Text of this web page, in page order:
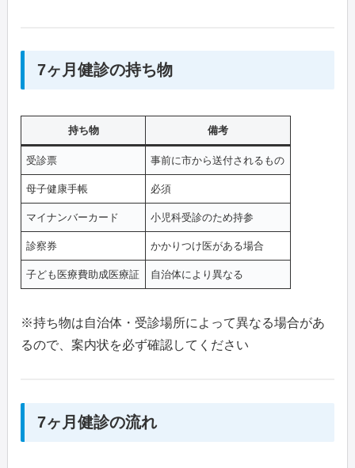
7ヶ月健診の持ち物
持ち物 備考
受診票 事前に市から送付されるもの
母子健康手帳 必須
マイナンバーカード 小児科受診のため持参
診察券 かかりつけ医がある場合
子ども医療費助成医療証 自治体により異なる
※持ち物は自治体・受診場所によって異なる場合があ
るので、案内状を必ず確認してください
7ヶ月健診の流れ